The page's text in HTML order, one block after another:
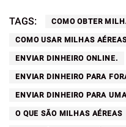
TAGS: COMO OBTER
COMO USAR MILHAS
ENVIAR DINHEIRO ONLINE.
ENVIAR DINHEIRO PARA
ENVIAR DINHEIRO PARA
O QUE SÃO MILHAS AÉREAS